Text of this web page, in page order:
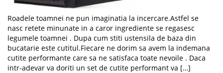
Roadele toamnei ne pun imaginatia la incercare.Astfel se
nasc retete minunate in a caror ingrediente se regasesc
legumele toamnei . Dupa cum stiti ustensila de baza din
bucatarie este cutitul.Fiecare ne dorim sa avem la indemana
cutite performante care sa ne satisfaca toate nevoile . Daca
intr-adevar va doriti un set de cutite performant va […]